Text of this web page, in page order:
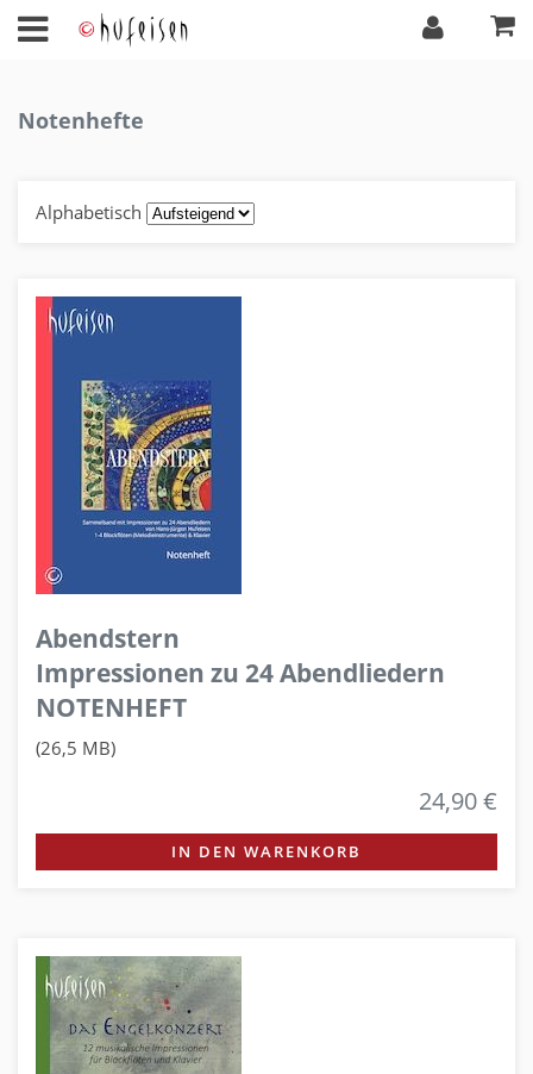
Notenhefte
Alphabetisch
Abendstern
Impressionen zu 24 Abendliedern
NOTENHEFT
(26,5 MB)
24,90 €
IN DEN WARENKORB